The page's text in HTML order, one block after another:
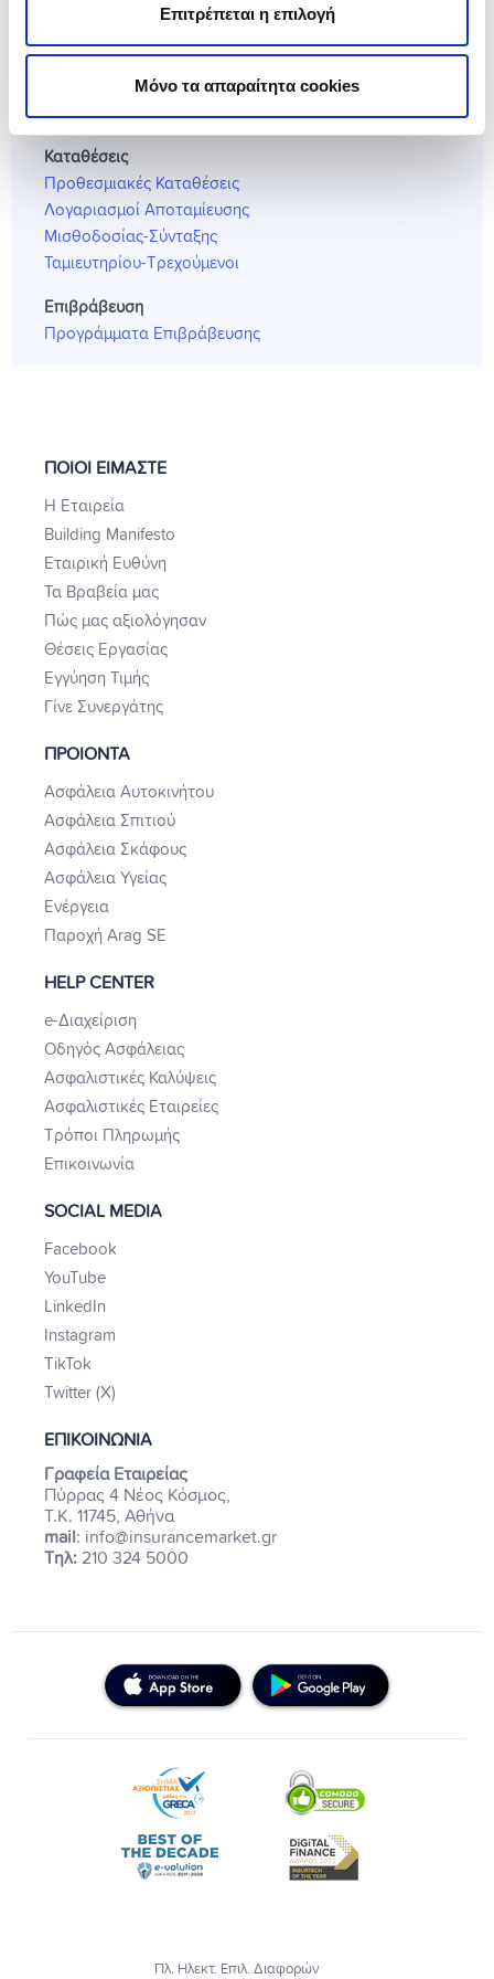
Επιτρέπεται η επιλογή
Μόνο τα απαραίτητα cookies
Πιστωτικές Κάρτες
Προπληρωμένες Κάρτες
Κάρτες Digital Banks
Λύσεις POS
Καταθέσεις
Προθεσμιακές Καταθέσεις
Λογαριασμοί Αποταμίευσης
Μισθοδοσίας-Σύνταξης
Ταμιευτηρίου-Τρεχούμενοι
Επιβράβευση
Προγράμματα Επιβράβευσης
ΠΟΙΟΙ ΕΙΜΑΣΤΕ
Η Εταιρεία
Building Manifesto
Εταιρική Ευθύνη
Τα Βραβεία μας
Πώς μας αξιολόγησαν
Θέσεις Εργασίας
Εγγύηση Τιμής
Γίνε Συνεργάτης
ΠΡΟΙΟΝΤΑ
Ασφάλεια Αυτοκινήτου
Ασφάλεια Σπιτιού
Ασφάλεια Σκάφους
Ασφάλεια Υγείας
Ενέργεια
Παροχή Arag SE
HELP CENTER
e-Διαχείριση
Οδηγός Ασφάλειας
Ασφαλιστικές Καλύψεις
Ασφαλιστικές Εταιρείες
Τρόποι Πληρωμής
Επικοινωνία
SOCIAL MEDIA
Facebook
YouTube
LinkedIn
Instagram
TikTok
Twitter (X)
ΕΠΙΚΟΙΝΩΝΙΑ
Γραφεία Εταιρείας
Πύρρας 4 Νέος Κόσμος,
Τ.Κ. 11745, Αθήνα
mail : info@insurancemarket.gr
Τηλ: 210 324 5000
Πλ. Ηλεκτ. Επιλ. Διαφορών